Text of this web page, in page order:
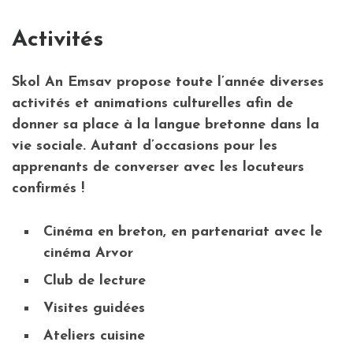
Activités
Skol An Emsav propose toute l’année diverses
activités et animations culturelles afin de
donner sa place à la langue bretonne dans la
vie sociale. Autant d’occasions pour les
apprenants de converser avec les locuteurs
confirmés !
Cinéma en breton, en partenariat avec le
cinéma Arvor
Club de lecture
Visites guidées
Ateliers cuisine